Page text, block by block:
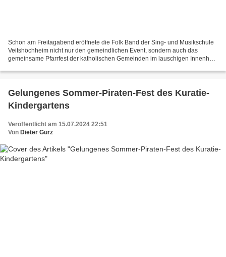
Schon am Freitagabend eröffnete die Folk Band der Sing- und Musikschule
Veitshöchheim nicht nur den gemeindlichen Event, sondern auch das
gemeinsame Pfarrfest der katholischen Gemeinden im lauschigen Innenhof
Gelungenes Sommer-Piraten-Fest des Kuratie-
Kindergartens
Veröffentlicht am 15.07.2024 22:51
Von Dieter Gürz